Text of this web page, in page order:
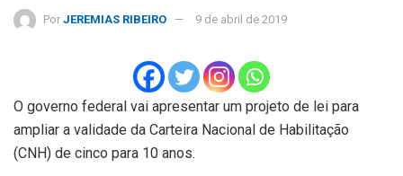
Por JEREMIAS RIBEIRO 9 de abril de 2019
O governo federal vai apresentar um projeto de lei para
ampliar a validade da Carteira Nacional de Habilitação
(CNH) de cinco para 10 anos.